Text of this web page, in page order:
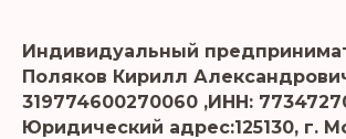
Индивидуальный
Поляков Кирилл
319774600270060 ,ИНН:
Юридический адрес:125130, г.